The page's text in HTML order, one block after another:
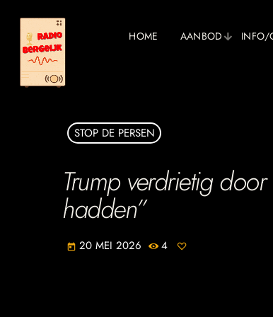
HOME AANBOD INFO/
STOP DE PERSEN
Trump verdrietig
hadden”
today 20 MEI 2026 4